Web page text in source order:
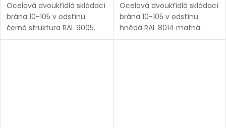
Ocelová dvoukřídlá skládací
brána 10-105 v odstínu
černá struktura RAL 9005.
Bezúdržbová ocel (žárový
Ocelová dvoukřídlá skládací
brána 10-105 v odstínu
hnědá RAL 8014 matná.
Bezúdržbová ocel (žárový